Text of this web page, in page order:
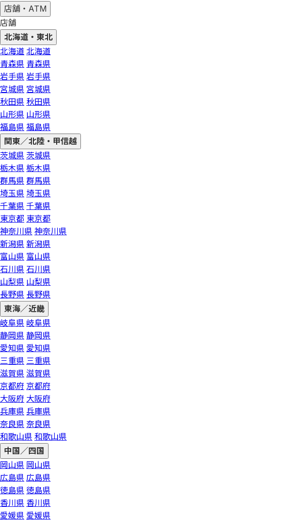
店舗・ATM
店舗
北海道・東北
北海道 北海道
青森県 青森県
岩手県 岩手県
宮城県 宮城県
秋田県 秋田県
山形県 山形県
福島県 福島県
関東／北陸・甲信越
茨城県 茨城県
栃木県 栃木県
群馬県 群馬県
埼玉県 埼玉県
千葉県 千葉県
東京都 東京都
神奈川県 神奈川県
新潟県 新潟県
富山県 富山県
石川県 石川県
山梨県 山梨県
長野県 長野県
東海／近畿
岐阜県 岐阜県
静岡県 静岡県
愛知県 愛知県
三重県 三重県
滋賀県 滋賀県
京都府 京都府
大阪府 大阪府
兵庫県 兵庫県
奈良県 奈良県
和歌山県 和歌山県
中国／四国
岡山県 岡山県
広島県 広島県
徳島県 徳島県
香川県 香川県
愛媛県 愛媛県